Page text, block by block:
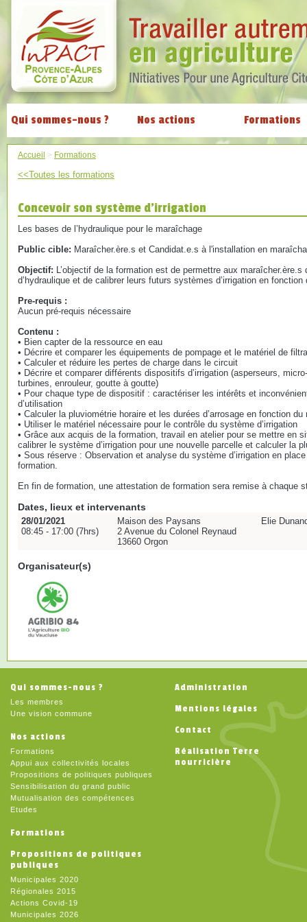
Qui sommes-nous ? Nos actions Formations
Accueil > Formations
<<Toutes les formations
Concevoir son système d’irrigation
Les bases de l’hydraulique pour le maraîchage
Public cible: Maraîcher.ère.s et Candidat.e.s à l'installation en
Objectif: L’objectif de la formation est de permettre aux maraîcher.ère.s
d’hydraulique et de calibrer leurs futurs systèmes d’irrigation en
Pre-requis :
Aucun pré-requis nécessaire
Contenu :
• Bien capter de la ressource en eau
• Décrire et comparer les équipements de pompage et le matériel de
• Calculer et réduire les pertes de charge dans le circuit
• Décrire et comparer différents dispositifs d’irrigation (asperseurs,
turbines, enrouleur, goutte à goutte)
• Pour chaque type de dispositif : caractériser les intérêts et
d’utilisation
• Calculer la pluviométrie horaire et les durées d’arrosage en fonction du
• Utiliser le matériel nécessaire pour le contrôle du système d’irrigation
• Grâce aux acquis de la formation, travail en atelier pour se mettre en
calibrer le système d’irrigation pour une nouvelle parcelle et calculer la
• Sous réserve : Observation et analyse du système d’irrigation en
formation.
En fin de formation, une attestation de formation sera remise à chaque
Dates, lieux et intervenants
28/01/2021
08:45 - 17:00 (7hrs)
Maison des Paysans
2 Avenue du Colonel Reynaud
13660 Orgon
Elie
Organisateur(s)
Qui sommes-nous ?
Les membres
Une vision commune
Nos actions
Formations
Appui aux collectivités locales
Propositions de politiques publiques
Sensibilisation du grand public
Mutualisation des compétences
Etudes
Formations
Propositions de politiques
publiques
Municipales 2020
Régionales 2015
Actions Covid-19
Municipales 2026
Administration
Mentions légales
Contact
Réalisation Terre
nourricière